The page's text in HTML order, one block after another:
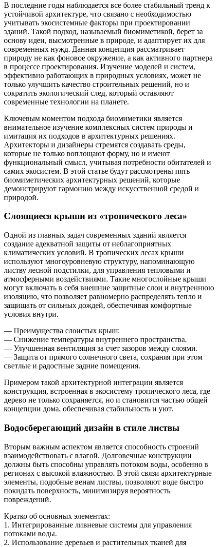
В последние годы наблюдается все более стабильный тренд к
устойчивой архитектуре, что связано с необходимостью
учитывать экосистемные факторы при проектировании
зданий. Такой подход, называемый биомиметикой, берет за
основу идеи, высмотренные в природе, и адаптирует их для
современных нужд. Данная концепция рассматривает
природу не как фоновое окружение, а как активного партнера
в процессе проектирования. Изучение моделей и систем,
эффективно работающих в природных условиях, может не
только улучшить качество строительных решений, но и
сократить экологический след, который оставляют
современные технологии на планете.
Ключевым моментом подхода биомиметики является
внимательное изучение комплексных систем природы и
имитация их подходов в архитектурных решениях.
Архитекторы и дизайнеры стремятся создавать среды,
которые не только воплощают форму, но и имеют
функциональный смысл, учитывая потребности обитателей и
самих экосистем. В этой статье будут рассмотрены пять
биомиметических архитектурных решений, которые
демонстрируют гармонию между искусственной средой и
природой.
Слоящиеся крыши из «тропического леса»
Одной из главных задач современных зданий является
создание адекватной защиты от неблагоприятных
климатических условий. В тропических лесах крыши
используют многоуровневую структуру, напоминающую
листву лесной подстилки, для управления тепловыми и
атмосферными воздействиями. Такие многослойные крыши
могут включать в себя внешние защитные слои и внутреннюю
изоляцию, что позволяет равномерно распределять тепло и
защищать от сильных дождей, обеспечивая комфортные
условия внутри.
— Преимущества слоистых крыш:
— Снижение температуры внутреннего пространства.
— Улучшенная вентиляция за счет зазоров между слоями.
— Защита от прямого солнечного света, сохраняя при этом
светлые и радостные задние помещения.
Примером такой архитектурной интеграции является
конструкция, встроенная в экосистему тропического леса, где
дерево не только сохраняется, но и становится частью общей
концепции дома, обеспечивая стабильность и уют.
Водосберегающий дизайн в стиле листвы
Вторым важным аспектом является способность строений
взаимодействовать с влагой. Долговечные конструкции
должны быть способны управлять потоком воды, особенно в
регионах с высокой влажностью. В этой связи архитектурные
элементы, подобные венам листвы, позволяют воде быстро
покидать поверхность, минимизируя вероятность
повреждений.
Кратко об основных элементах:
1. Интегрированные ливневые системы для управления
потоками воды.
2. Использование деревьев и растительных тканей для